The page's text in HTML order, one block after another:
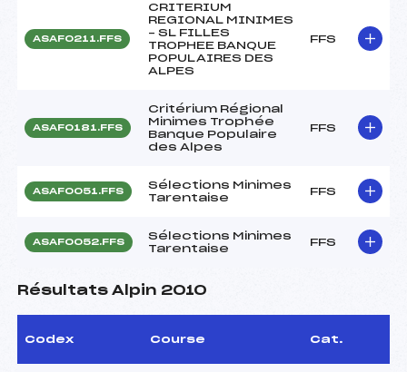
ASAF0211.FFS
CRITERIUM
REGIONAL MINIMES
– SL FILLES
TROPHEE BANQUE
POPULAIRES DES
ALPES
FFS
ASAF0181.FFS
Critérium Régional
Minimes Trophée
Banque Populaire
des Alpes
FFS
ASAF0051.FFS
Sélections Minimes
Tarentaise
FFS
ASAF0052.FFS
Sélections Minimes
Tarentaise
FFS
Résultats Alpin 2010
Codex Course Cat.